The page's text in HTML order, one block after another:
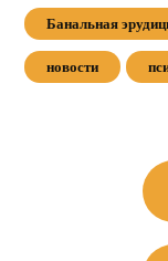
Банальная
новости